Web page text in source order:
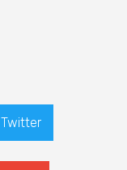
Twitter